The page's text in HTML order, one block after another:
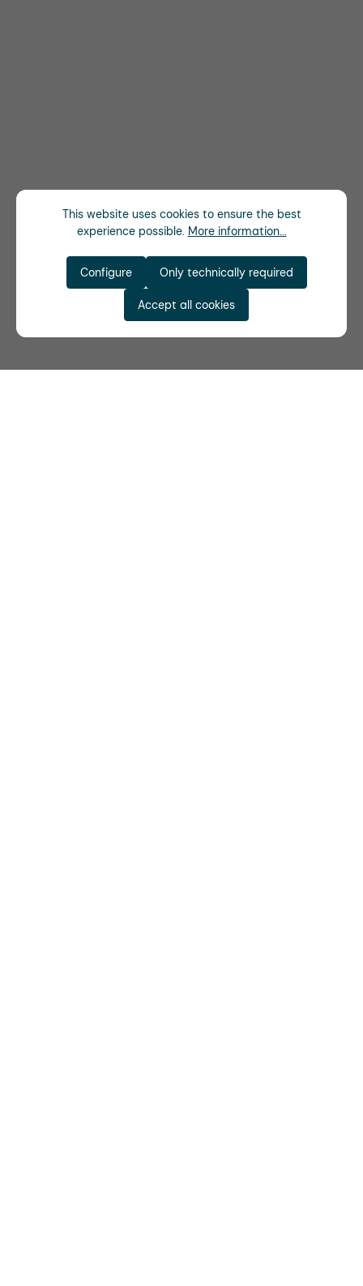
This website uses cookies to ensure the best
experience possible. More information...
Only technically required
Configure
Accept all cookies